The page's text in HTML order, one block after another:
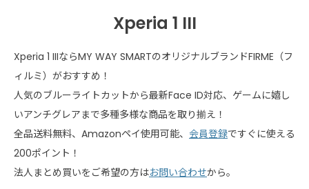
Xperia 1 III
Xperia 1 IIIならMY WAY SMARTのオリジナルブランドFIRME（フ
ィルミ）がおすすめ！
人気のブルーライトカットから最新Face ID対応、ゲームに嬉し
いアンチグレアまで多種多様な商品を取り揃え！
全品送料無料、Amazonペイ使用可能、 会員登録ですぐに使える
200ポイント！
法人まとめ買いをご希望の方はお問い合わせから。